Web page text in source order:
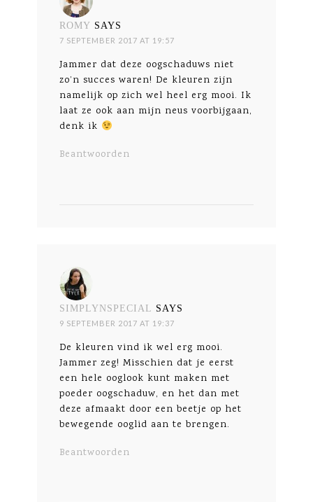
ROMY SAYS
7 SEPTEMBER 2017 AT 19:57
Jammer dat deze oogschaduws niet
zo’n succes waren! De kleuren zijn
namelijk op zich wel heel erg mooi. Ik
laat ze ook aan mijn neus voorbijgaan,
denk ik
Beantwoorden
SIMPLYNSPECIAL SAYS
9 SEPTEMBER 2017 AT 19:37
De kleuren vind ik wel erg mooi.
Jammer zeg! Misschien dat je eerst
een hele ooglook kunt maken met
poeder oogschaduw, en het dan met
deze afmaakt door een beetje op het
bewegende ooglid aan te brengen.
Beantwoorden